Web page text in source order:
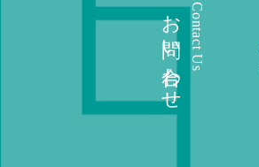
Contact Us
お問い合わせ